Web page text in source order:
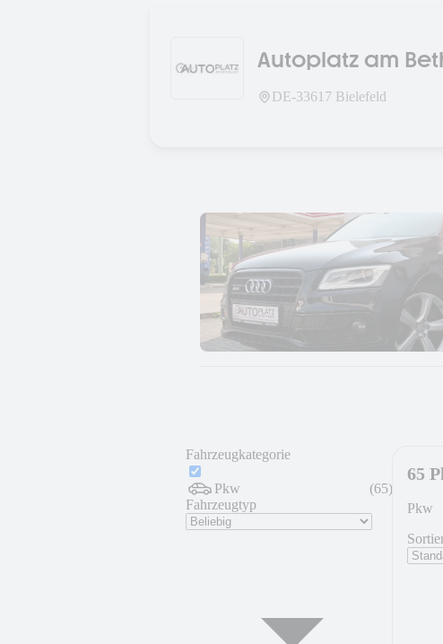
Autoplatz am
DE-33617 Bielefeld
Fahrzeugkategorie
Pkw (65)
Fahrzeugtyp
65
Pkw